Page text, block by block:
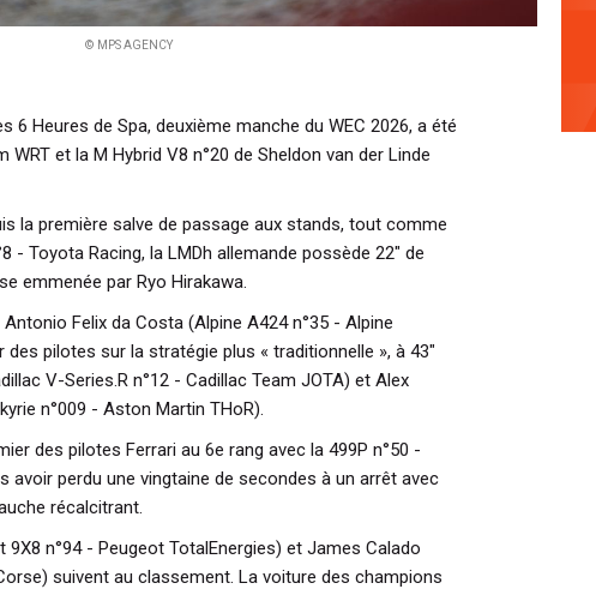
© MPS AGENCY
6 Heures de Spa, deuxième manche du WEC 2026, a été
WRT et la M Hybrid V8 n°20 de Sheldon van der Linde
la première salve de passage aux stands, tout comme
- Toyota Racing, la LMDh allemande possède 22" de
emmenée par Ryo Hirakawa.
Felix da Costa (Alpine A424 n°35 - Alpine
des pilotes sur la stratégie plus « traditionnelle », à 43"
V-Series.R n°12 - Cadillac Team JOTA) et Alex
n°009 - Aston Martin THoR).
des pilotes Ferrari au 6e rang avec la 499P n°50 -
avoir perdu une vingtaine de secondes à un arrêt avec
récalcitrant.
9X8 n°94 - Peugeot TotalEnergies) et James Calado
suivent au classement. La voiture des champions